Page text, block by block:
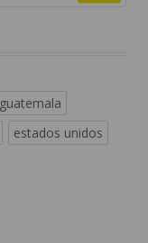
guatemala
estados unidos